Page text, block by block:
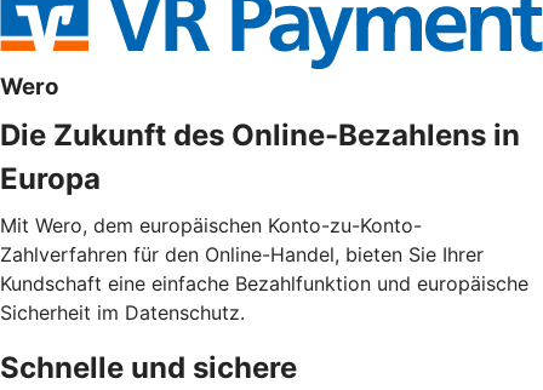
Wero
Die Zukunft des Online-Bezahlens in
Europa
Mit Wero, dem europäischen Konto-zu-Konto-
Zahlverfahren für den Online-Handel, bieten Sie Ihrer
Kundschaft eine einfache Bezahlfunktion und europäische
Sicherheit im Datenschutz.
Schnelle und sichere